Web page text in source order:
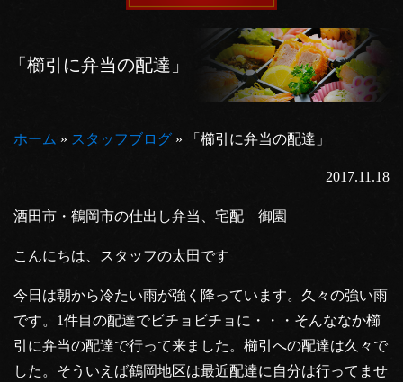
「櫛引に弁当の配達」
ホーム » スタッフブログ » 「櫛引に弁当の配達」
2017.11.18
酒田市・鶴岡市の仕出し弁当、宅配 御園
こんにちは、スタッフの太田です
今日は朝から冷たい雨が強く降っています。久々の強い雨
です。1件目の配達でビチョビチョに・・・そんななか櫛
引に弁当の配達で行って来ました。櫛引への配達は久々で
した。そういえば鶴岡地区は最近配達に自分は行ってませ